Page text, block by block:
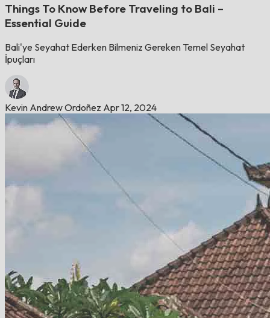
Things To Know Before Traveling to Bali –
Essential Guide
Bali'ye Seyahat Ederken Bilmeniz Gereken Temel Seyahat
İpuçları
Kevin Andrew Ordoñez Apr 12, 2024